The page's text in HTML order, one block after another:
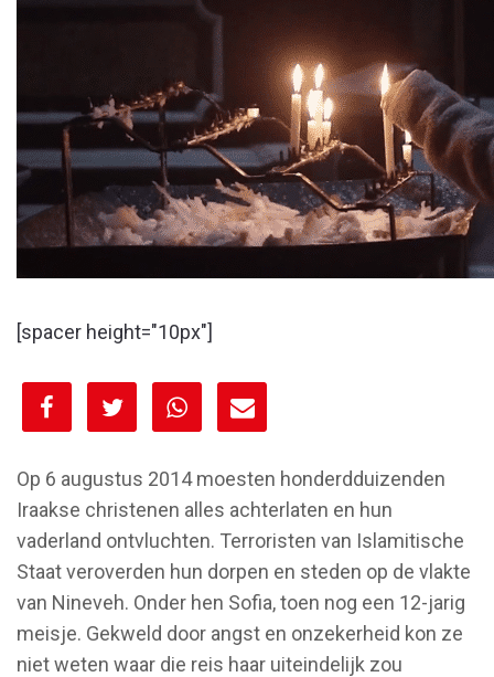
[spacer height="10px"]
[spacer height="10px"]
Op 6 augustus 2014 moesten honderdduizenden
Iraakse christenen alles achterlaten en hun
vaderland ontvluchten. Terroristen van Islamitische
Staat veroverden hun dorpen en steden op de vlakte
van Nineveh. Onder hen Sofia, toen nog een 12-jarig
meisje. Gekweld door angst en onzekerheid kon ze
niet weten waar die reis haar uiteindelijk zou